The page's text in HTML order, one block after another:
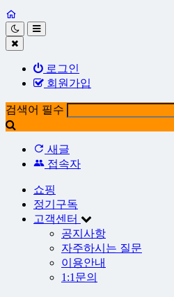
로그인
회원가입
검색어 필수
새글
접속자
쇼핑
정기구독
고객센터
공지사항
자주하시는 질문
이용안내
1:1문의